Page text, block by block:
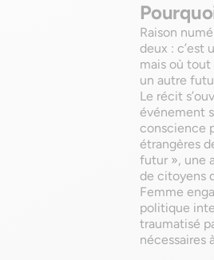
Raison
deux : c’est
mais où
un autre
Le récit
événement
conscience
étrangères
futur », une
de citoyens
Femme
politique
traumatisé
nécessaires